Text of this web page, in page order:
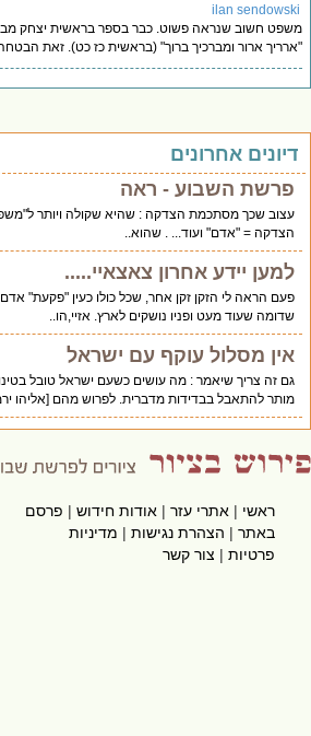
ilan
חשוב שנראה פשוט. כבר בספר בראשית יצחק מברך
ארור ומברכיך ברוך" (בראשית כז כט). זאת הבטחה
אחרונים
פרשת השבוע - ראה
עצוב שכך מסתכמת הצדקה : שהיא שקולה ויותר
הצדקה = "אדם" ועוד... . שהוא..
למען יידע אחרון צאצאיי.....
פעם הראה לי הזקן זקן אחר, שכל כולו כעין "פקעת" אדם .
שדומה שעוד מעט ופניו נושקים לארץ. אזיי,הו..
אין מסלול עוקף עם ישראל
גם זה צריך שיאמר : מה עושים כשעם ישראל טובל
מותר להתאבל בבדידות מדברית. לפרוש מהם [אליהו
ראשי|אתרי עזר|אודות חידוש|פרסם
באתר|הצהרת נגישות|מדיניות
פרטיות|צור קשר